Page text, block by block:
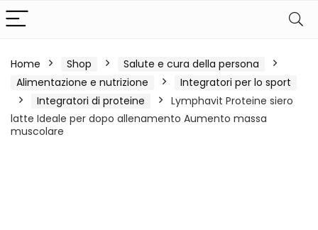
Home Shop
Salute e cura della persona
Alimentazione e nutrizione
Integratori per lo sport
Integratori di proteine
Lymphavit Proteine siero
latte Ideale per dopo allenamento Aumento massa
muscolare